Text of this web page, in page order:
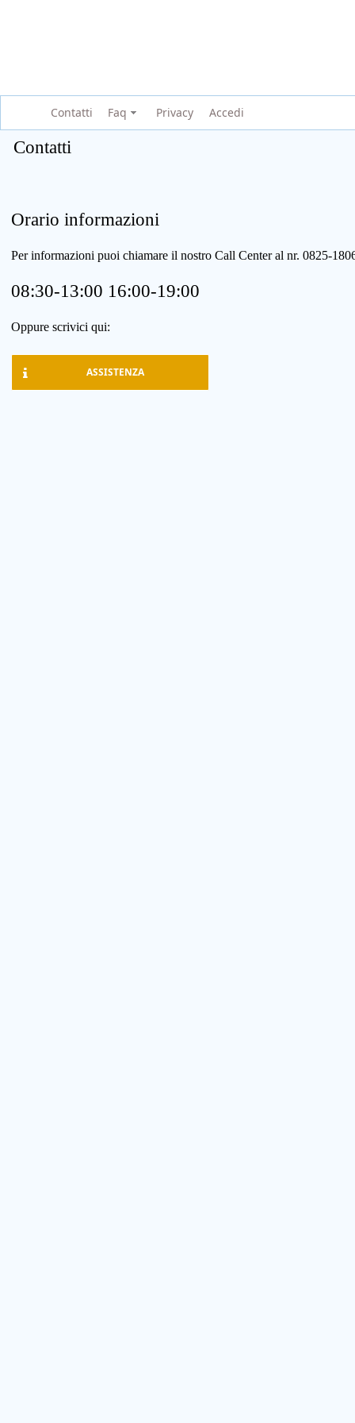
Contatti Faq Privacy Accedi
Contatti
Orario informazioni
Per informazioni puoi chiamare il nostro Call Center al nr. 0825-
08:30-13:00 16:00-19:00
Oppure scrivici qui:
ASSISTENZA